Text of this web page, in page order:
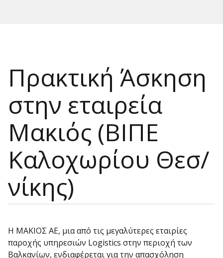
Πρακτική Άσκηση
στην εταιρεία
Μακιός (ΒΙΠΕ
Καλοχωρίου Θεσ/
νίκης)
Η ΜΑΚΙΟΣ ΑΕ, μια από τις μεγαλύτερες εταιρίες
παροχής υπηρεσιών Logistics στην περιοχή των
Βαλκανίων, ενδιαφέρεται για την απασχόληση